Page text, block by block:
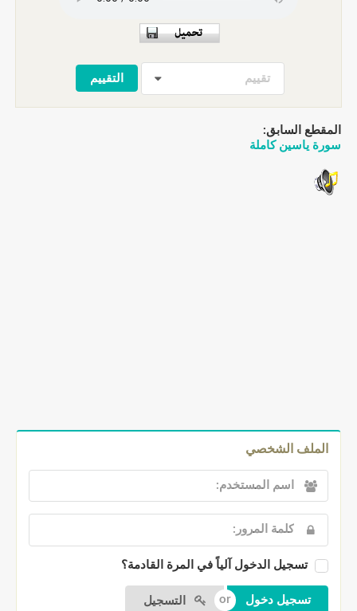
تقييم
المقطع السابق:
سورة ياسين كاملة
الملف الشخصي
تسجيل الدخول آلياً في المرة القادمة؟
التسجيل